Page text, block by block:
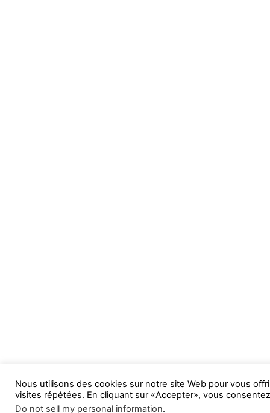
Nous utilisons des cookies sur notre site Web pour vous
visites répétées. En cliquant sur «Accepter», vous
Do not sell my personal information.